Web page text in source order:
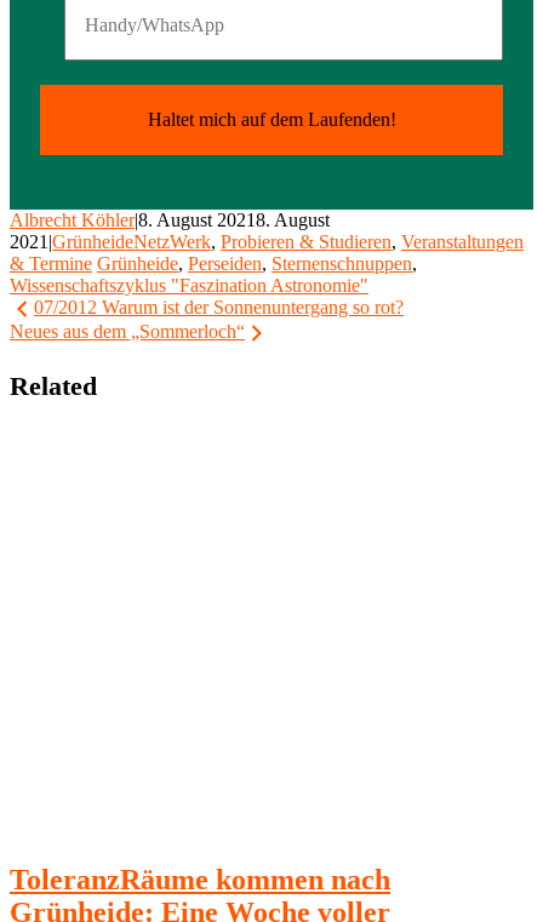
Albrecht Köhler|8. August 20218. August
2021 |GrünheideNetzWerk, Probieren & Studieren, Veranstaltungen
& Termine Grünheide, Perseiden, Sternenschnuppen,
Wissenschaftszyklus "Faszination Astronomie"
Beitragsnavigation
07/2012 Warum ist der Sonnenuntergang so rot?
Neues aus dem „Sommerloch“
Related
ToleranzRäume kommen nach
Grünheide: Eine Woche voller